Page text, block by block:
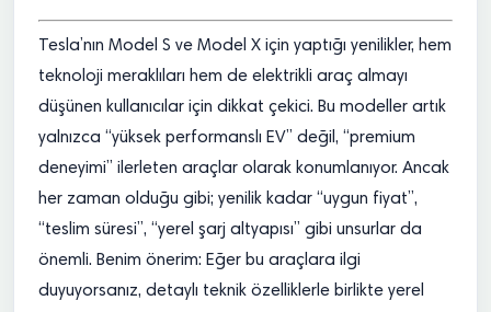
Tesla’nın Model S ve Model X için yaptığı yenilikler, hem
teknoloji meraklıları hem de elektrikli araç almayı
düşünen kullanıcılar için dikkat çekici. Bu modeller artık
yalnızca “yüksek performanslı EV” değil, “premium
deneyimi” ilerleten araçlar olarak konumlanıyor. Ancak
her zaman olduğu gibi; yenilik kadar “uygun fiyat”,
“teslim süresi”, “yerel şarj altyapısı” gibi unsurlar da
önemli. Benim önerim: Eğer bu araçlara ilgi
duyuyorsanız, detaylı teknik özelliklerle birlikte yerel